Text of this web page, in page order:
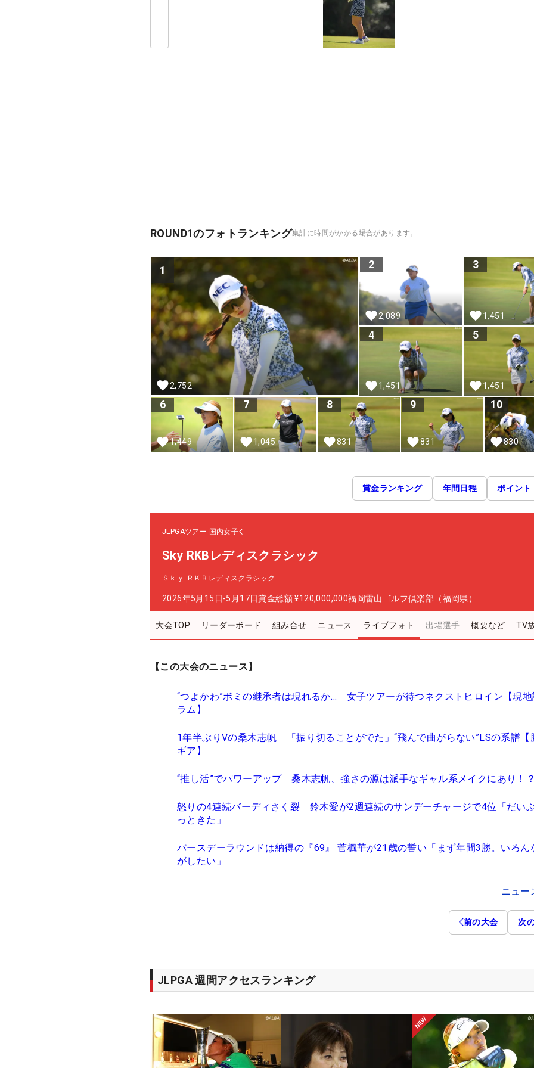
ROUND1のフォトランキング集計に時間がかかる場合があります。
1
2,752
2
2,089
3
1,451
4
1,451
5
1,451
6
1,449
7
1,045
8
831
9
831
10
830
賞金ランキング 年間日程 ポイント
JLPGAツアー 国内女子
Sky RKBレディスクラシック
Ｓｋｙ ＲＫＢレディスクラシック
2026年5月15日-5月17日賞金総額 ¥120,000,000福岡雷山ゴルフ倶楽部（福岡県）
大会TOP リーダーボード 組み合せ ニュース ライブフォト 出場選手 概要など TV
【この大会のニュース】
“つよかわ”ボミの継承者は現れるか… 女子ツアーが待つネクストヒロイン【現
ラム】
1年半ぶりVの桑木志帆 「振り切ることがでた」“飛んで曲がらない”LSの系譜【
ギア】
“推し活”でパワーアップ 桑木志帆、強さの源は派手なギャル系メイクにあり！
怒りの4連続バーディさく裂 鈴木愛が2週連続のサンデーチャージで4位「だい
っときた」
バースデーラウンドは納得の『69』 菅楓華が21歳の誓い「まず年間3勝。いろん
がしたい」
ニュー
前の大会 次
JLPGA 週間アクセスランキング